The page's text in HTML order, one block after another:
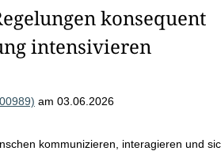
konsequent
intensivieren
am 03.06.2026
kommunizieren, interagieren und